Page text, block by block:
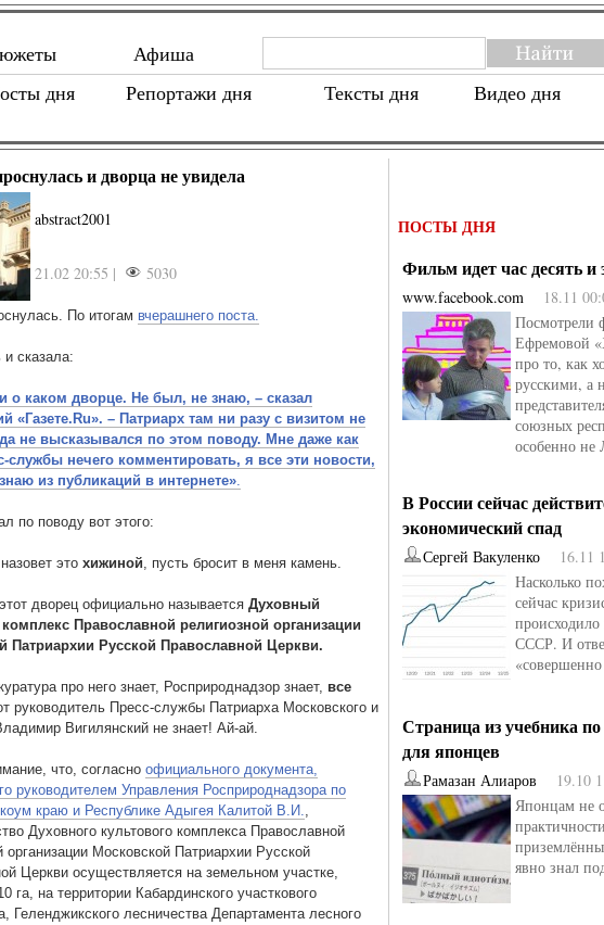
Афиша
дня
Репортажи дня Тексты дня Видео дня
и дворца не увидела
abstract2001
21.02 20:55 | 5030
По итогам вчерашнего поста.
и сказала:
о каком дворце. Не был, не знаю, – сказал
«Газете.Ru». – Патриарх там ни разу с визитом не
не высказывался по этом поводу. Мне даже как
службы нечего комментировать, я все эти новости,
из публикаций в интернете».
по поводу вот этого:
это хижиной, пусть бросит в меня камень.
дворец официально называется Духовный
Православной религиозной организации
Патриархии Русской Православной Церкви.
про него знает, Росприроднадзор знает, все
руководитель Пресс-службы Патриарха Московского и
Вигилянский не знает! Ай-ай.
что, согласно официального документа,
руководителем Управления Росприроднадзора по
краю и Республике Адыгея Калитой В.И.,
Духовного культового комплекса Православной
организации Московской Патриархии Русской
Церкви осуществляется на земельном участке,
га, на территории Кабардинского участкового
Геленджикского лесничества Департамента лесного
ПОСТЫ ДНЯ
Фильм идет час десять и
www.facebook.com 18.11
Посмотрели
Ефремовой
про то, как
русскими, а
союзных
особенно
В России сейчас
экономический спад
Сергей Вакуленко
Насколько
сейчас
СССР. И
Страница из учебника
для японцев
Рамазан Алиаров 19.10
Японцам не
явно знал